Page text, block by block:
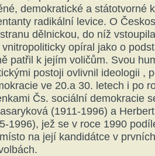
demokratické a státotvorné
radikální levice. O
dělnickou, do níž
opíral jako o
patřil k jejím voličům. Svou
postoji ovlivnil ideologii ,
ve 20.a 30. letech i po
Čs. sociální demokracie
(1911-1996) a
1996), jež se v roce 1990
na její kandidátce v